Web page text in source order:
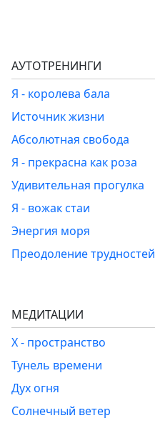
АУТОТРЕНИНГИ
Я - королева бала
Источник жизни
Абсолютная свобода
Я - прекрасна как роза
Удивительная прогулка
Я - вожак стаи
Энергия моря
Преодоление трудностей
МЕДИТАЦИИ
Х - пространство
Тунель времени
Дух огня
Солнечный ветер